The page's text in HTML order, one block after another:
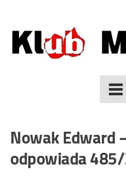
to
content
Nowak Edward
odpowiada